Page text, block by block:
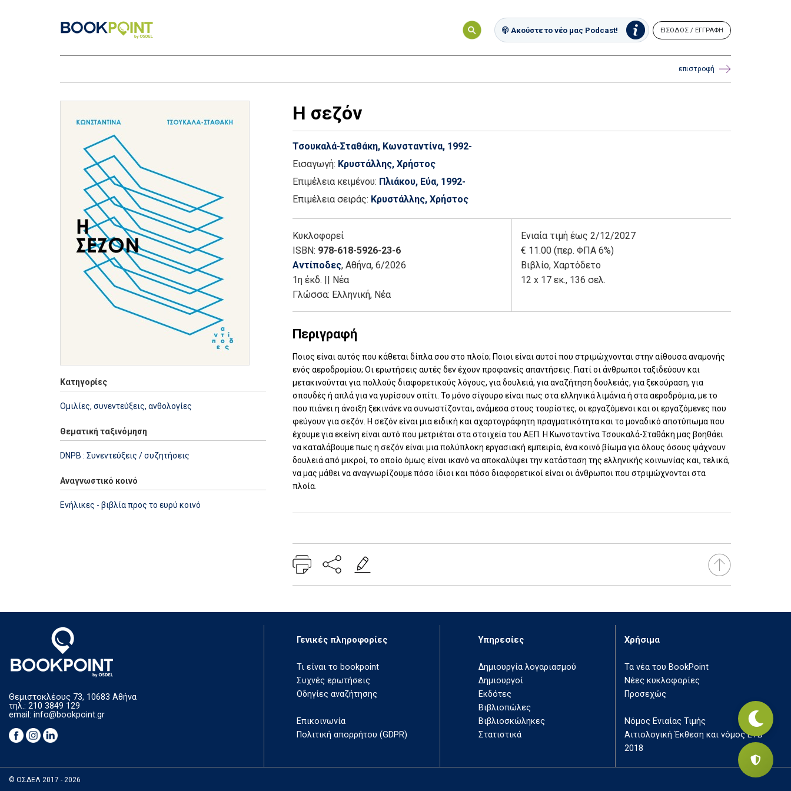
Ακούστε το νέο μας Podcast! ΕΙΣΟΔΟΣ / ΕΓΓΡΑΦΗ
επιστροφή
Κατηγορίες
Ομιλίες, συνεντεύξεις, ανθολογίες
Θεματική ταξινόμηση
DNPB : Συνεντεύξεις / συζητήσεις
Αναγνωστικό κοινό
Ενήλικες - βιβλία προς το ευρύ κοινό
Η σεζόν
Τσουκαλά-Σταθάκη, Κωνσταντίνα, 1992-
Εισαγωγή: Κρυστάλλης, Χρήστος
Επιμέλεια κειμένου: Πλιάκου, Εύα, 1992-
Επιμέλεια σειράς: Κρυστάλλης, Χρήστος
Κυκλοφορεί
ISBN: 978-618-5926-23-6
Αντίποδες, Αθήνα, 6/2026
1η έκδ. || Νέα
Γλώσσα: Ελληνική, Νέα
Ενιαία τιμή έως 2/12/2027
€ 11.00 (περ. ΦΠΑ 6%)
Βιβλίο, Χαρτόδετο
12 x 17 εκ., 136 σελ.
Περιγραφή
Ποιος είναι αυτός που κάθεται δίπλα σου στο πλοίο; Ποιοι είναι αυτοί που στριμώχνονται στην αίθουσα αναμονής
ενός αεροδρομίου; Οι ερωτήσεις αυτές δεν έχουν προφανείς απαντήσεις. Γιατί οι άνθρωποι ταξιδεύουν και
μετακινούνται για πολλούς διαφορετικούς λόγους, για δουλειά, για αναζήτηση δουλειάς, για ξεκούραση, για
σπουδές ή απλά για να γυρίσουν σπίτι. Το μόνο σίγουρο είναι πως στα ελληνικά λιμάνια ή στα αεροδρόμια, με το
που πιάνει η άνοιξη ξεκινάνε να συνωστίζονται, ανάμεσα στους τουρίστες, οι εργαζόμενοι και οι εργαζόμενες που
φεύγουν για σεζόν. Η σεζόν είναι μια ειδική και αχαρτογράφητη πραγματικότητα και το μοναδικό αποτύπωμα που
έχουμε για εκείνη είναι αυτό που μετριέται στα στοιχεία του ΑΕΠ. Η Κωνσταντίνα Τσουκαλά-Σταθάκη μας βοηθάει
να καταλάβουμε πως η σεζόν είναι μια πολύπλοκη εργασιακή εμπειρία, ένα κοινό βίωμα για όλους όσους ψάχνουν
δουλειά από μικροί, το οποίο όμως είναι ικανό να αποκαλύψει την κατάσταση της ελληνικής κοινωνίας και, τελικά,
να μας μάθει να αναγνωρίζουμε πόσο ίδιοι και πόσο διαφορετικοί είναι οι άνθρωποι που στριμώχνονται στα
πλοία.
Θεμιστοκλέους 73, 10683 Αθήνα
τηλ.: 210 3849 129
email: info@bookpoint.gr
Γενικές πληροφορίες
Τι είναι το bookpoint
Συχνές ερωτήσεις
Οδηγίες αναζήτησης
Επικοινωνία
Πολιτική απορρήτου (GDPR)
Υπηρεσίες
Δημιουργία λογαριασμού
Δημιουργοί
Εκδότες
Βιβλιοπώλες
Βιβλιοσκώληκες
Στατιστικά
Χρήσιμα
Τα νέα του BookPoint
Νέες κυκλοφορίες
Προσεχώς
Νόμος Ενιαίας Τιμής
Αιτιολογική Έκθεση και νόμος ΕΤΒ
2018
© ΟΣΔΕΛ 2017 - 2026